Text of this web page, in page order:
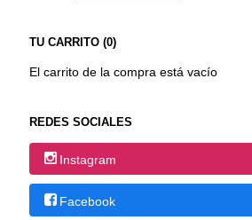
TU CARRITO (0)
El carrito de la compra está vacío
REDES SOCIALES
Instagram
Facebook